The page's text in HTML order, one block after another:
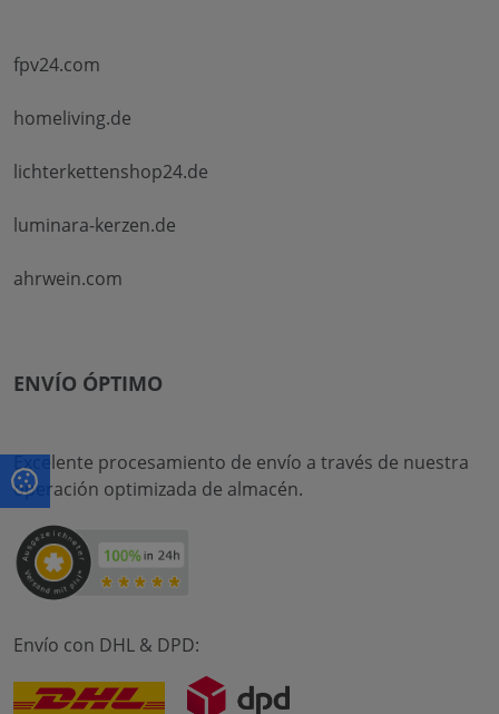
fpv24.com
homeliving.de
lichterkettenshop24.de
luminara-kerzen.de
ahrwein.com
ENVÍO ÓPTIMO
Excelente procesamiento de envío a través de nuestra
operación optimizada de almacén.
Envío con DHL & DPD: